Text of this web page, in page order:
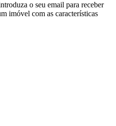
o seu email para receber
imóvel com as características